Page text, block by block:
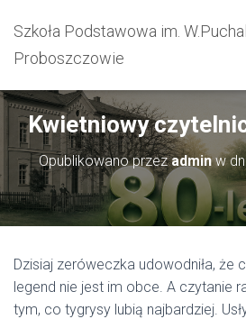
Szkoła Podstawowa im.
Proboszczowie
Kwietniowy
Opublikowano przezadminw
Dzisiaj zeróweczka udowodniła, że
legend nie jest im obce. A czytanie
tym, co tygrysy lubią najbardziej.